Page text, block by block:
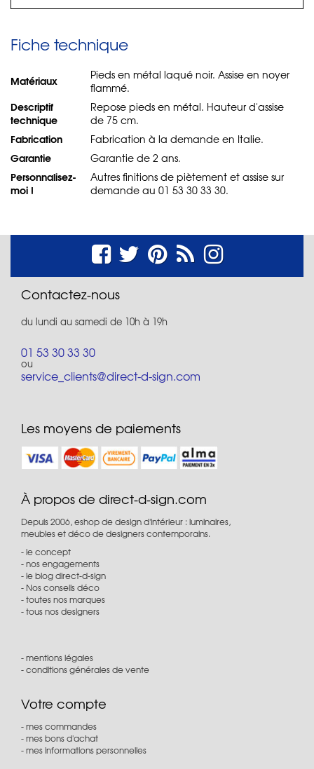
Fiche technique
Matériaux
Pieds en métal laqué noir. Assise en noyer
flammé.
Descriptif
technique
Repose pieds en métal. Hauteur d'assise
de 75 cm.
Fabrication Fabrication à la demande en Italie.
Garantie Garantie de 2 ans.
Personnalisez-
moi !
Autres finitions de piètement et assise sur
demande au 01 53 30 33 30.
Contactez-nous
du lundi au samedi de 10h à 19h
01 53 30 33 30
ou
service_clients@direct-d-sign.com
Les moyens de paiements
À propos de direct-d-sign.com
Depuis 2006, eshop de design d'intérieur : luminaires,
meubles et déco de designers contemporains.
le concept
nos engagements
le blog direct-d-sign
Nos conseils déco
toutes nos marques
tous nos designers
mentions légales
conditions générales de vente
Votre compte
mes commandes
mes bons d'achat
mes informations personnelles